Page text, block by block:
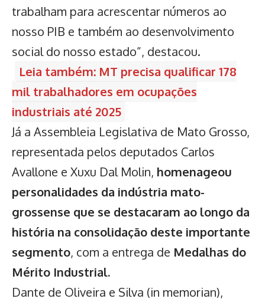
trabalham para acrescentar números ao
nosso PIB e também ao desenvolvimento
social do nosso estado”, destacou.
Leia também: MT precisa qualificar 178
mil trabalhadores em ocupações
industriais até 2025
Já a Assembleia Legislativa de Mato Grosso,
representada pelos deputados Carlos
Avallone e Xuxu Dal Molin, homenageou
personalidades da indústria mato-
grossense que se destacaram ao longo da
história na consolidação deste importante
segmento, com a entrega de Medalhas do
Mérito Industrial.
Dante de Oliveira e Silva (in memorian),